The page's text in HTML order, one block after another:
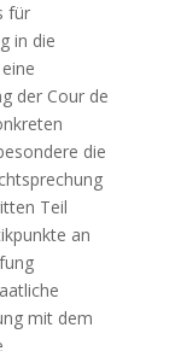
für
in die
der Cour de
die
Teil
an
mit dem